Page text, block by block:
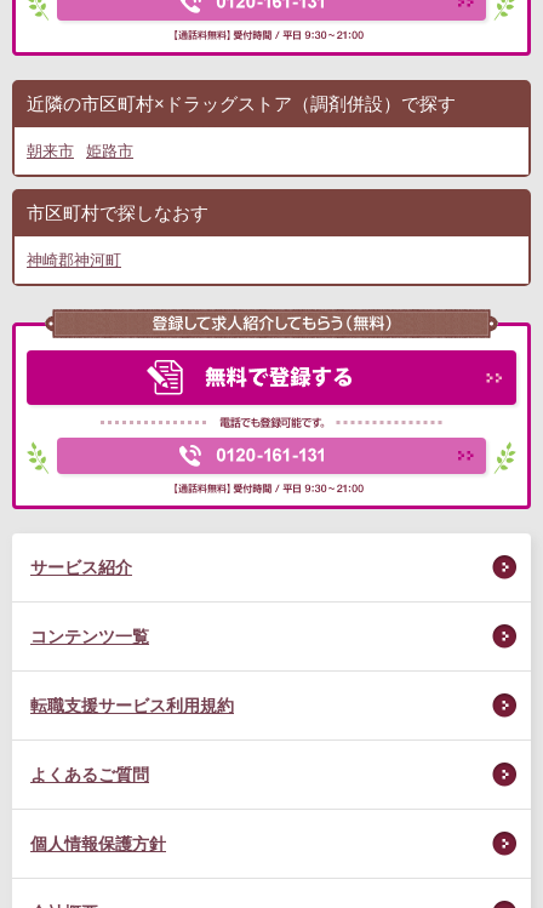
近隣の市区町村×ドラッグストア（調剤併設）で探す
朝来市 姫路市
市区町村で探しなおす
神崎郡神河町
サービス紹介
コンテンツ一覧
転職支援サービス利用規約
よくあるご質問
個人情報保護方針